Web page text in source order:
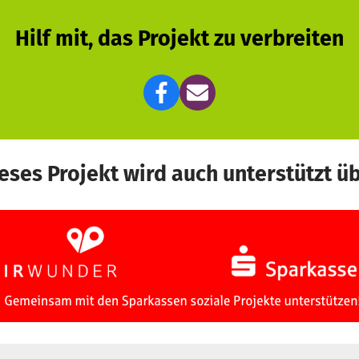
Hilf mit, das Projekt zu verbreiten
Projekt wird auch unterstützt